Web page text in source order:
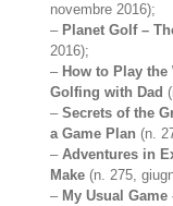
novembre 2016);
– Planet Golf –
2016);
– How to Play
Golfing with Dad
–Secrets of the
a Game Plan (n.
–Adventures in
Make (n. 275,
– My Usual